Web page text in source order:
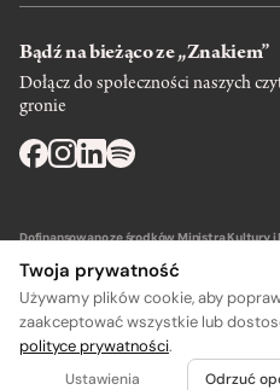
Bądź na bieżąco ze „Znakiem”
Dołącz do społeczności naszych
gronie
Dofinansowano ze środków Ministra Kultury
Wydawca: SIW Znak w Krakowie
Twoja prywatność
Używamy plików cookie, aby
zaakceptować wszystkie lub
polityce prywatności.
Ustawienia Odrzuć